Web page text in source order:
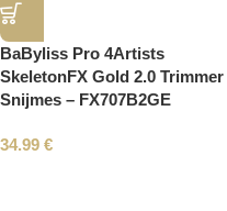
BaByliss Pro 4Artists
SkeletonFX Gold 2.0 Trimmer
Snijmes – FX707B2GE
34.99 €